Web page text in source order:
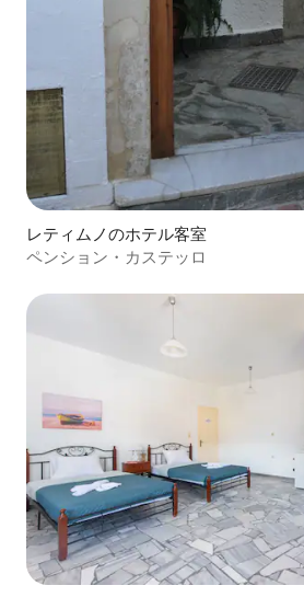
レティムノのホテル客室
ペンション・カステッロ